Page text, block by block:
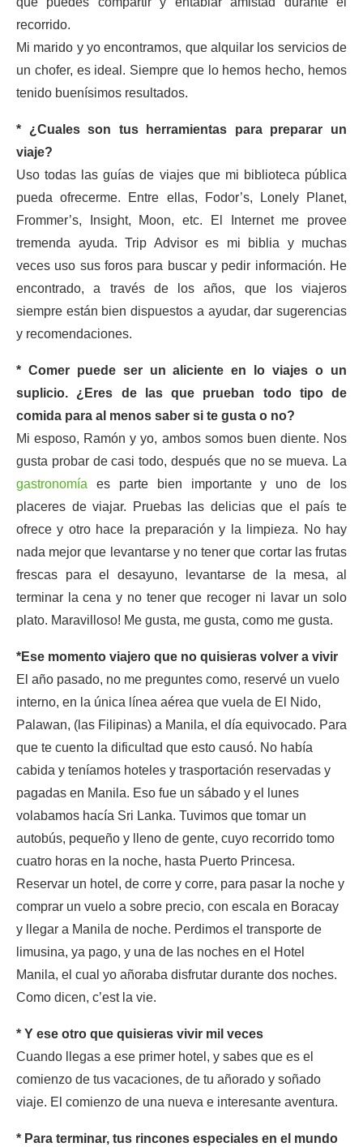
recorrido.
Mi marido y yo encontramos, que alquilar los servicios de
un chofer, es ideal. Siempre que lo hemos hecho, hemos
tenido buenísimos resultados.
* ¿Cuales son tus herramientas para preparar un
viaje?
Uso todas las guías de viajes que mi biblioteca pública
pueda ofrecerme. Entre ellas, Fodor’s, Lonely Planet,
Frommer’s, Insight, Moon, etc. El Internet me provee
tremenda ayuda. Trip Advisor es mi biblia y muchas
veces uso sus foros para buscar y pedir información. He
encontrado, a través de los años, que los viajeros
siempre están bien dispuestos a ayudar, dar sugerencias
y recomendaciones.
* Comer puede ser un aliciente en lo viajes o un
suplicio. ¿Eres de las que prueban todo tipo de
comida para al menos saber si te gusta o no?
Mi esposo, Ramón y yo, ambos somos buen diente. Nos
gusta probar de casi todo, después que no se mueva. La
gastronomía es parte bien importante y uno de los
placeres de viajar. Pruebas las delicias que el país te
ofrece y otro hace la preparación y la limpieza. No hay
nada mejor que levantarse y no tener que cortar las frutas
frescas para el desayuno, levantarse de la mesa, al
terminar la cena y no tener que recoger ni lavar un solo
plato. Maravilloso! Me gusta, me gusta, como me gusta.
*Ese momento viajero que no quisieras volver a vivir
El año pasado, no me preguntes como, reservé un vuelo
interno, en la única línea aérea que vuela de El Nido,
Palawan, (las Filipinas) a Manila, el día equivocado. Para
que te cuento la dificultad que esto causó. No había
cabida y teníamos hoteles y trasportación reservadas y
pagadas en Manila. Eso fue un sábado y el lunes
volabamos hacía Sri Lanka. Tuvimos que tomar un
autobús, pequeño y lleno de gente, cuyo recorrido tomo
cuatro horas en la noche, hasta Puerto Princesa.
Reservar un hotel, de corre y corre, para pasar la noche y
comprar un vuelo a sobre precio, con escala en Boracay
y llegar a Manila de noche. Perdimos el transporte de
limusina, ya pago, y una de las noches en el Hotel
Manila, el cual yo añoraba disfrutar durante dos noches.
Como dicen, c’est la vie.
* Y ese otro que quisieras vivir mil veces
Cuando llegas a ese primer hotel, y sabes que es el
comienzo de tus vacaciones, de tu añorado y soñado
viaje. El comienzo de una nueva e interesante aventura.
* Para terminar, tus rincones especiales en el mundo